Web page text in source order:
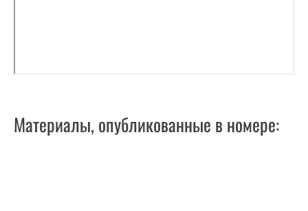
Материалы, опубликованные в номере: